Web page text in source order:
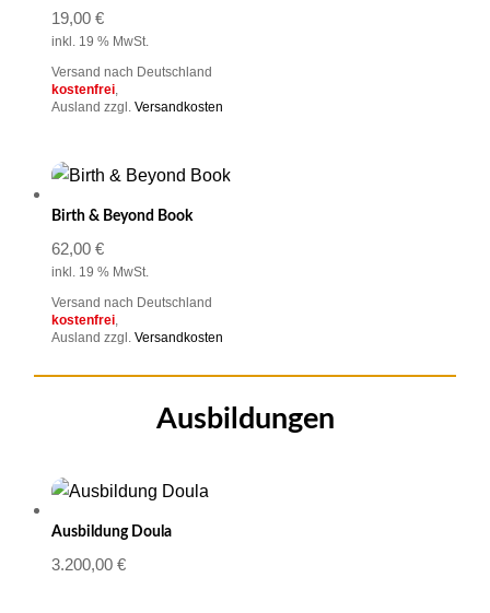
19,00€
inkl. 19 % MwSt.
Versand nach Deutschland
kostenfrei
Ausland zzgl.Versandkosten
Birth & Beyond Book
62,00€
inkl. 19 % MwSt.
Versand nach Deutschland
kostenfrei,
Ausland zzgl.Versandkosten
Ausbildungen
Ausbildung Doula
3.200,00€